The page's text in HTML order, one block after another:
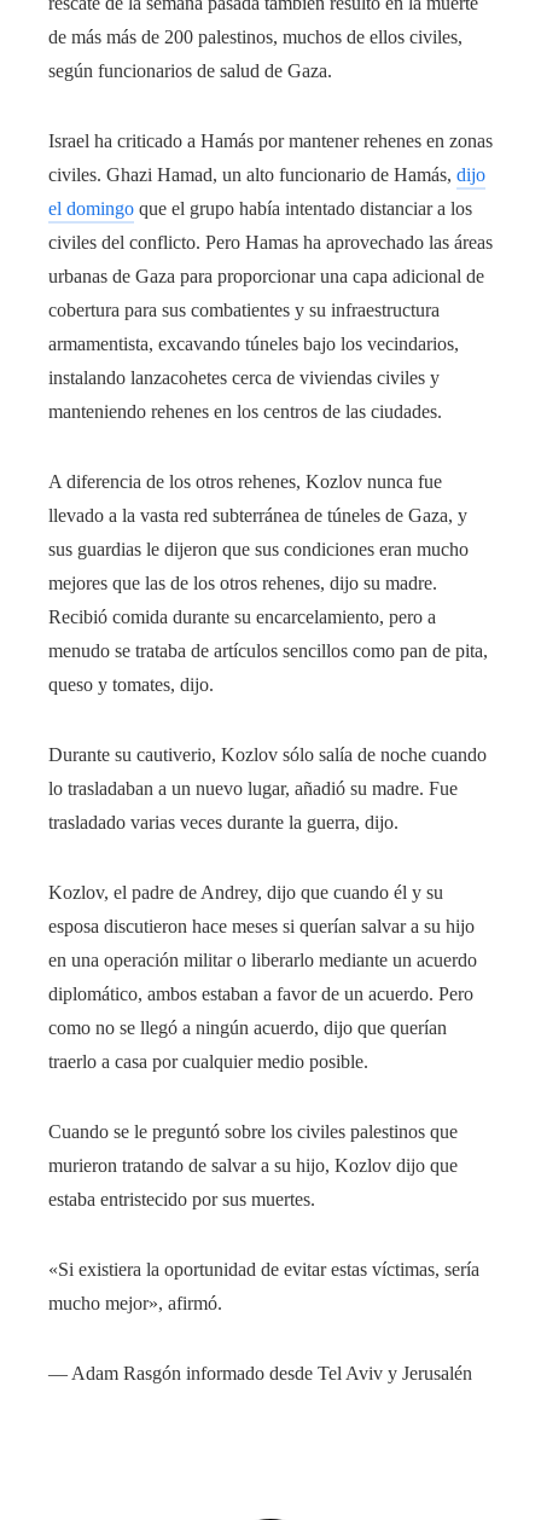
de más más de 200 palestinos, muchos de ellos civiles,
según funcionarios de salud de Gaza.
Israel ha criticado a Hamás por mantener rehenes en zonas
civiles. Ghazi Hamad, un alto funcionario de Hamás, dijo
el domingo que el grupo había intentado distanciar a los
civiles del conflicto. Pero Hamas ha aprovechado las áreas
urbanas de Gaza para proporcionar una capa adicional de
cobertura para sus combatientes y su infraestructura
armamentista, excavando túneles bajo los vecindarios,
instalando lanzacohetes cerca de viviendas civiles y
manteniendo rehenes en los centros de las ciudades.
A diferencia de los otros rehenes, Kozlov nunca fue
llevado a la vasta red subterránea de túneles de Gaza, y
sus guardias le dijeron que sus condiciones eran mucho
mejores que las de los otros rehenes, dijo su madre.
Recibió comida durante su encarcelamiento, pero a
menudo se trataba de artículos sencillos como pan de pita,
queso y tomates, dijo.
Durante su cautiverio, Kozlov sólo salía de noche cuando
lo trasladaban a un nuevo lugar, añadió su madre. Fue
trasladado varias veces durante la guerra, dijo.
Kozlov, el padre de Andrey, dijo que cuando él y su
esposa discutieron hace meses si querían salvar a su hijo
en una operación militar o liberarlo mediante un acuerdo
diplomático, ambos estaban a favor de un acuerdo. Pero
como no se llegó a ningún acuerdo, dijo que querían
traerlo a casa por cualquier medio posible.
Cuando se le preguntó sobre los civiles palestinos que
murieron tratando de salvar a su hijo, Kozlov dijo que
estaba entristecido por sus muertes.
«Si existiera la oportunidad de evitar estas víctimas, sería
mucho mejor», afirmó.
—Adam Rasgón informado desde Tel Aviv y Jerusalén